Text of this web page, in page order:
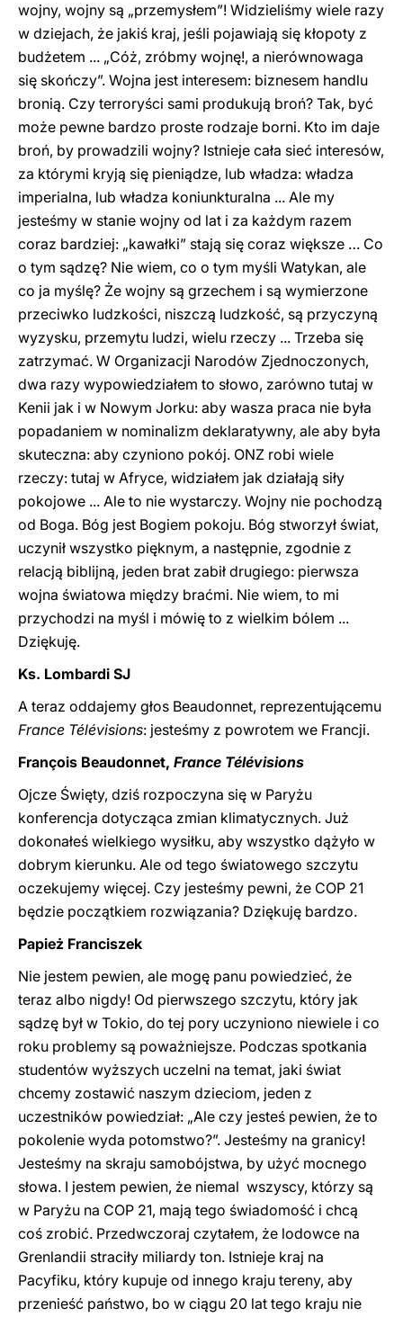
wojny, wojny są „przemysłem”! Widzieliśmy wiele razy
w dziejach, że jakiś kraj, jeśli pojawiają się kłopoty z
budżetem ... „Cóż, zróbmy wojnę!, a nierównowaga
się skończy”. Wojna jest interesem: biznesem handlu
bronią. Czy terroryści sami produkują broń? Tak, być
może pewne bardzo proste rodzaje borni. Kto im daje
broń, by prowadzili wojny? Istnieje cała sieć interesów,
za którymi kryją się pieniądze, lub władza: władza
imperialna, lub władza koniunkturalna ... Ale my
jesteśmy w stanie wojny od lat i za każdym razem
coraz bardziej: „kawałki” stają się coraz większe … Co
o tym sądzę? Nie wiem, co o tym myśli Watykan, ale
co ja myślę? Że wojny są grzechem i są wymierzone
przeciwko ludzkości, niszczą ludzkość, są przyczyną
wyzysku, przemytu ludzi, wielu rzeczy ... Trzeba się
zatrzymać. W Organizacji Narodów Zjednoczonych,
dwa razy wypowiedziałem to słowo, zarówno tutaj w
Kenii jak i w Nowym Jorku: aby wasza praca nie była
popadaniem w nominalizm deklaratywny, ale aby była
skuteczna: aby czyniono pokój. ONZ robi wiele
rzeczy: tutaj w Afryce, widziałem jak działają siły
pokojowe ... Ale to nie wystarczy. Wojny nie pochodzą
od Boga. Bóg jest Bogiem pokoju. Bóg stworzył świat,
uczynił wszystko pięknym, a następnie, zgodnie z
relacją biblijną, jeden brat zabił drugiego: pierwsza
wojna światowa między braćmi. Nie wiem, to mi
przychodzi na myśl i mówię to z wielkim bólem ...
Dziękuję.
Ks. Lombardi SJ
A teraz oddajemy głos Beaudonnet, reprezentującemu
France Télévisions: jesteśmy z powrotem we Francji.
François Beaudonnet, France Télévisions
Ojcze Święty, dziś rozpoczyna się w Paryżu
konferencja dotycząca zmian klimatycznych. Już
dokonałeś wielkiego wysiłku, aby wszystko dążyło w
dobrym kierunku. Ale od tego światowego szczytu
oczekujemy więcej. Czy jesteśmy pewni, że COP 21
będzie początkiem rozwiązania? Dziękuję bardzo.
Papież Franciszek
Nie jestem pewien, ale mogę panu powiedzieć, że
teraz albo nigdy! Od pierwszego szczytu, który jak
sądzę był w Tokio, do tej pory uczyniono niewiele i co
roku problemy są poważniejsze. Podczas spotkania
studentów wyższych uczelni na temat, jaki świat
chcemy zostawić naszym dzieciom, jeden z
uczestników powiedział: „Ale czy jesteś pewien, że to
pokolenie wyda potomstwo?”. Jesteśmy na granicy!
Jesteśmy na skraju samobójstwa, by użyć mocnego
słowa. I jestem pewien, że niemal wszyscy, którzy są
w Paryżu na COP 21, mają tego świadomość i chcą
coś zrobić. Przedwczoraj czytałem, że lodowce na
Grenlandii straciły miliardy ton. Istnieje kraj na
Pacyfiku, który kupuje od innego kraju tereny, aby
przenieść państwo, bo w ciągu 20 lat tego kraju nie